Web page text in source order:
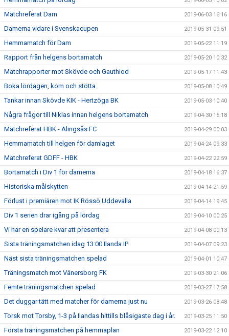
Matchreferat Dam 2019-06-03 16:16
Damerna vidare i Svenskacupen 2019-05-31 09:51
Hemmamatch för Dam 2019-05-22 11:19
Rapport från helgens bortamatch 2019-05-20 10:32
Matchrapporter mot Skövde och Gauthiod 2019-05-17 11:43
Boka lördagen, kom och stötta. 2019-05-08 10:49
Tankar innan Skövde KIK - Hertzöga BK 2019-05-03 10:40
Några frågor till Niklas innan helgens bortamatch 2019-04-30 15:18
Matchreferat HBK - Alingsås FC 2019-04-29 00:03
Hemmamatch till helgen för damlaget 2019-04-24 09:33
Matchreferat GDFF - HBK 2019-04-22 22:59
Bortamatch i Div 1 för damerna 2019-04-18 16:37
Historiska målskytten 2019-04-14 21:59
Förlust i premiären mot IK Rössö Uddevalla 2019-04-14 19:45
Div 1 serien drar igång på lördag 2019-04-10 00:25
Vi har en spelare kvar att presentera 2019-04-08 00:13
Sista träningsmatchen idag 13:00 Ilanda IP 2019-04-07 09:23
Näst sista träningsmatchen spelad 2019-04-01 10:47
Träningsmatch mot Vänersborg FK 2019-03-30 21:06
Femte träningsmatchen spelad 2019-03-27 17:58
Det duggar tätt med matcher för damerna just nu 2019-03-26 08:48
Torsk mot Torsby, 1-3 på Ilandas hittills blåsigaste dag i år. 2019-03-25 11:50
Första träningsmatchen på hemmaplan 2019-03-22 12:10